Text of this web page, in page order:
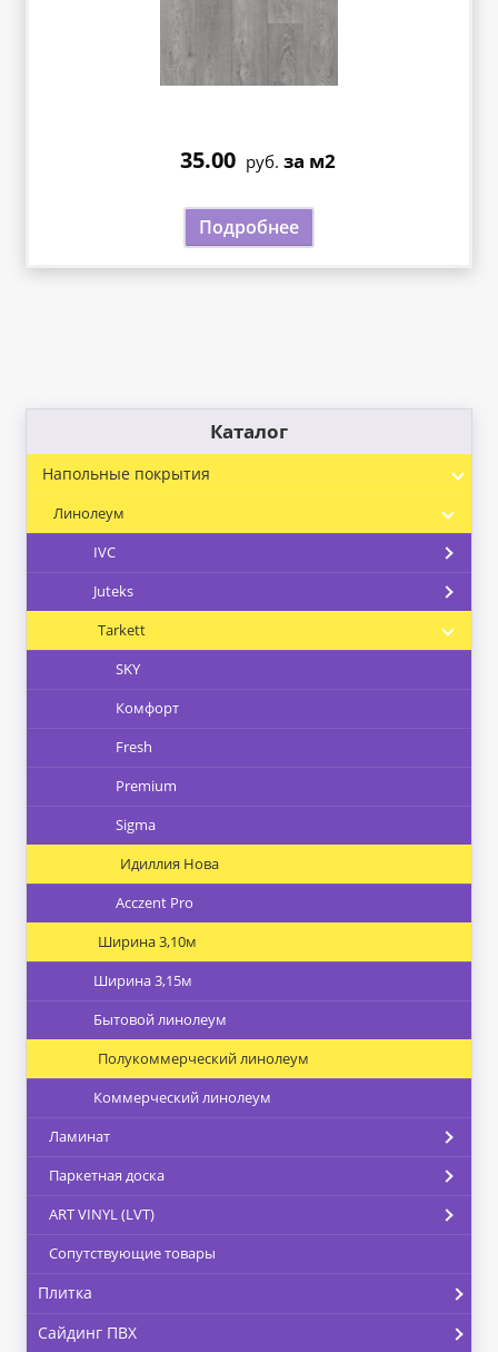
35.00 руб. за м2
Подробнее
Каталог
Напольные покрытия
Линолеум
IVC
Juteks
Tarkett
SKY
Комфорт
Fresh
Premium
Sigma
Идиллия Нова
Acczent Pro
Ширина 3,10м
Ширина 3,15м
Бытовой линолеум
Полукоммерческий линолеум
Коммерческий линолеум
Ламинат
Паркетная доска
ART VINYL (LVT)
Сопутствующие товары
Плитка
Сайдинг ПВХ